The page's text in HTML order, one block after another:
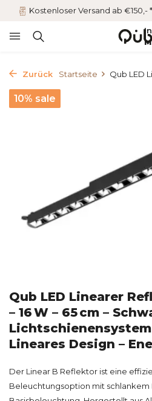
Kostenloser Versand ab €150,- *
Zurück Startseite Qub LED
10% sale
Qub LED Linearer
– 16 W – 65 cm –
Lichtschienensystem
Lineares Design –
Der Linear B Reflektor ist eine
Beleuchtungsoption mit